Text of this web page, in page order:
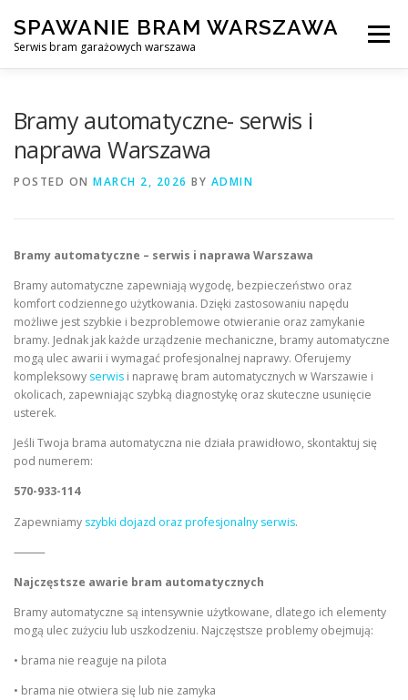
content
SPAWANIE BRAM WARSZAWA
Serwis bram garażowych warszawa
Menu
Bramy automatyczne- serwis i
naprawa Warszawa
POSTED ON MARCH 2, 2026 BY ADMIN
Bramy automatyczne – serwis i naprawa Warszawa
Bramy automatyczne zapewniają wygodę, bezpieczeństwo oraz
komfort codziennego użytkowania. Dzięki zastosowaniu napędu
możliwe jest szybkie i bezproblemowe otwieranie oraz zamykanie
bramy. Jednak jak każde urządzenie mechaniczne, bramy automatyczne
mogą ulec awarii i wymagać profesjonalnej naprawy. Oferujemy
kompleksowy serwis i naprawę bram automatycznych w Warszawie i
okolicach, zapewniając szybką diagnostykę oraz skuteczne usunięcie
usterek.
Jeśli Twoja brama automatyczna nie działa prawidłowo, skontaktuj się
pod numerem:
570-933-114
Zapewniamy szybki dojazd oraz profesjonalny serwis.
⸻
Najczęstsze awarie bram automatycznych
Bramy automatyczne są intensywnie użytkowane, dlatego ich elementy
mogą ulec zużyciu lub uszkodzeniu. Najczęstsze problemy obejmują:
• brama nie reaguje na pilota
• brama nie otwiera się lub nie zamyka